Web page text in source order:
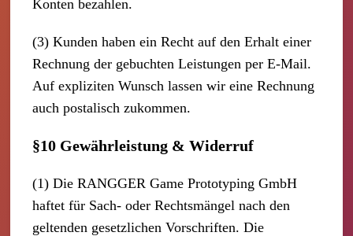
Konten bezahlen.
(3) Kunden haben ein Recht auf den Erhalt einer
Rechnung der gebuchten Leistungen per E-Mail.
Auf expliziten Wunsch lassen wir eine Rechnung
auch postalisch zukommen.
§10 Gewährleistung & Widerruf
(1) Die RANGGER Game Prototyping GmbH
haftet für Sach- oder Rechtsmängel nach den
geltenden gesetzlichen Vorschriften. Die